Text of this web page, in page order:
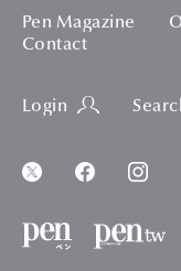
Pen Magazine
Contact
Login